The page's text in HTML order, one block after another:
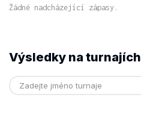
Žádné nadcházející zápasy.
Výsledky na turnajích